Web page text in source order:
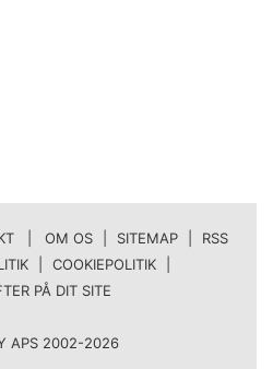
| OM OS SITEMAP
RSS
COOKIEPOLITIK
PÅ DIT SITE
APS 2002-2026